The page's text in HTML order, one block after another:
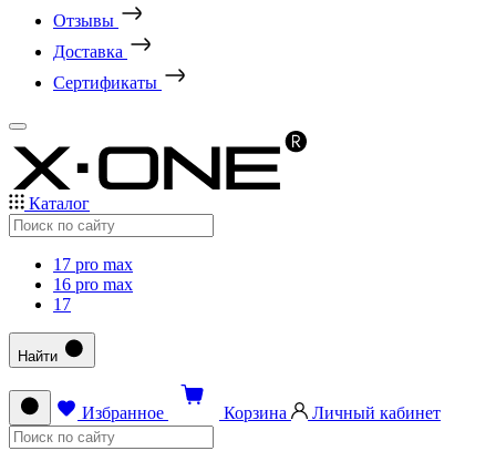
Отзывы
Доставка
Сертификаты
Каталог
17 pro max
16 pro max
17
Найти
Избранное Корзина Личный кабинет